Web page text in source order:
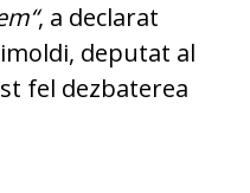
, a declarat
deputat al
fel dezbaterea